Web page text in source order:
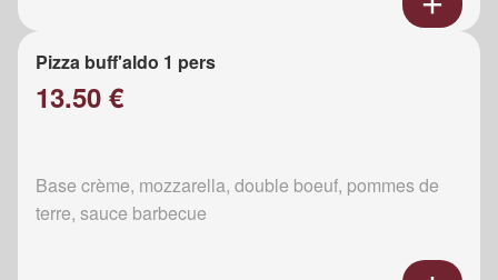
Pizza buff'aldo 1 pers
13.50 €
Base crème, mozzarella, double boeuf, pommes de
terre, sauce barbecue